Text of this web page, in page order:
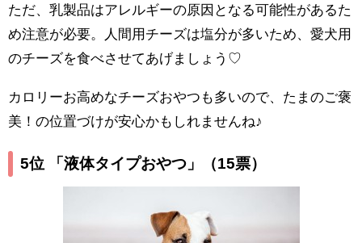
ただ、乳製品はアレルギーの原因となる可能性があるた
め注意が必要。人間用チーズは塩分が多いため、愛犬用
のチーズを食べさせてあげましょう♡
カロリーお高めなチーズおやつも多いので、たまのご褒
美！の位置づけが安心かもしれませんね♪
5位 「液体タイプおやつ」 （15票）